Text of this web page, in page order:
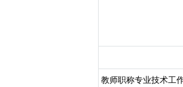
教师职称专业技术工